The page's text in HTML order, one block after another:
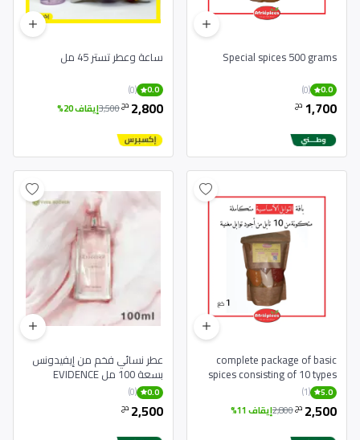
Special spices 500 grams
0.0
(0)
1,700 دج
ساعة وعطر تستر 45 مل
0.0
(0)
2,800 دج3,500إيقاف 20%
complete package of basic
spices consisting of 10 types
5.0
(1)
2,500 دج2,800إيقاف 11%
عطر نسائي فخم من إيفيدونس
بسعة 100 مل EVIDENCE
Parfum Pour Femme 100 ml
0.0
(0)
2,500 دج